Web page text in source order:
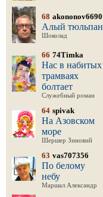
68 akononov6690
Алый тюльпан
Шоколад
66 74Timka
Нас в набитых
трамваях
болтает
Служебный роман
64 spivak
На Азовском
море
Шершер Зиновий
63 vas707356
По белому
небу
Маршал Александр